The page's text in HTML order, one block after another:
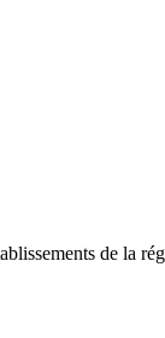
de la